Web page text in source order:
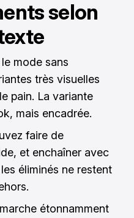
selon
mode sans
très visuelles
pain. La variante
mais encadrée.
faire de
et enchaîner avec
éliminés ne restent
étonnamment